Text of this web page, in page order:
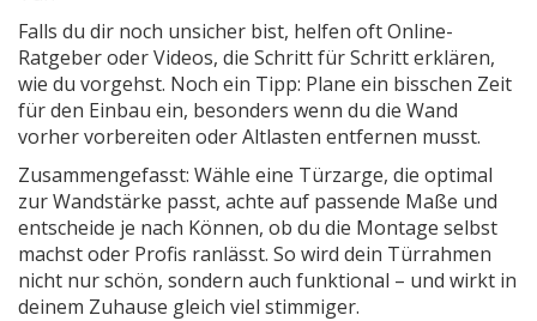
Falls du dir noch unsicher bist, helfen oft Online-
Ratgeber oder Videos, die Schritt für Schritt erklären,
wie du vorgehst. Noch ein Tipp: Plane ein bisschen Zeit
für den Einbau ein, besonders wenn du die Wand
vorher vorbereiten oder Altlasten entfernen musst.
Zusammengefasst: Wähle eine Türzarge, die optimal
zur Wandstärke passt, achte auf passende Maße und
entscheide je nach Können, ob du die Montage selbst
machst oder Profis ranlässt. So wird dein Türrahmen
nicht nur schön, sondern auch funktional – und wirkt in
deinem Zuhause gleich viel stimmiger.